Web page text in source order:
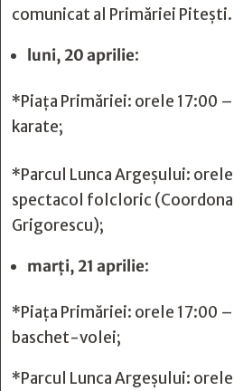
comunicat al Primăriei Pitești.
luni, 20 aprilie:
*Piața Primăriei: orele 17:00
karate;
*Parcul Lunca Argeșului:
spectacol folcloric
Grigorescu);
marți, 21 aprilie:
*Piața Primăriei: orele 17:00
baschet-volei;
*Parcul Lunca Argeșului: